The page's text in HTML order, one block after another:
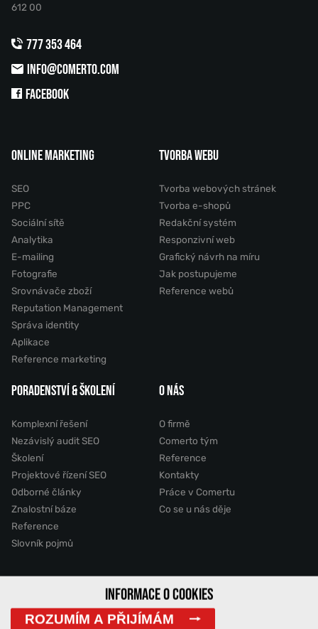
612 00
777 353 464
INFO@COMERTO.COM
FACEBOOK
ONLINE MARKETING
SEO
PPC
Sociální sítě
Analytika
E-mailing
Fotografie
Srovnávače zboží
Reputation Management
Správa identity
Aplikace
Reference marketing
TVORBA WEBU
Tvorba webových stránek
Tvorba e-shopů
Redakční systém
Responzivní web
Grafický návrh na míru
Jak postupujeme
Reference webů
PORADENSTVÍ & ŠKOLENÍ
Komplexní řešení
Nezávislý audit SEO
Školení
Projektové řízení SEO
Odborné články
Znalostní báze
Reference
Slovník pojmů
O NÁS
O firmě
Comerto tým
Reference
Kontakty
Práce v Comertu
Co se u nás děje
2011 - 2026 © Comerto, s.r.o.INFORMACE O COOKIES
ROZUMÍM A PŘIJÍMÁM